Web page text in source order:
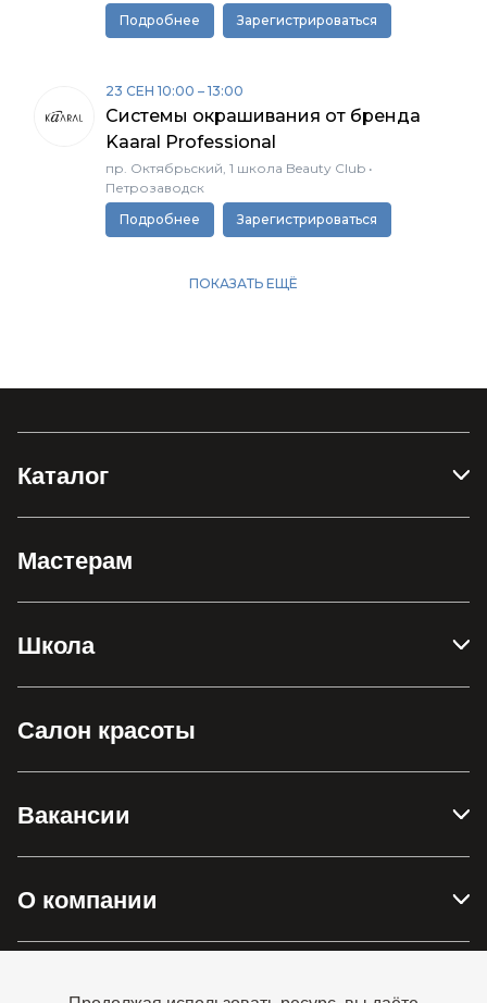
Каталог
Мастерам
Школа
Салон красоты
Вакансии
О компании